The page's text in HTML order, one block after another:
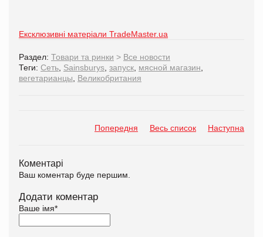
Ексклюзивні матеріали TradeMaster.ua
Раздел: Товари та ринки > Все новости
Теги: Сеть, Sainsburys, запуск, мясной магазин,
вегетарианцы, Великобритания
Попередня Весь список Наступна
Коментарі
Ваш коментар буде першим.
Додати коментар
Ваше імя*